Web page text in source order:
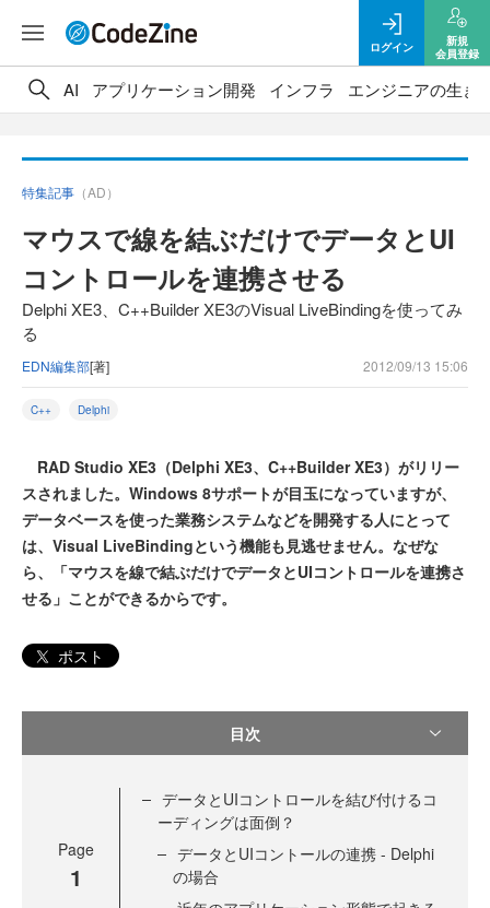
ログイン
新規
会員登録
AI アプリケーション開発 インフラ エンジニアの生き
特集記事 （AD）
マウスで線を結ぶだけでデータとUI
コントロールを連携させる
Delphi XE3、C++Builder XE3のVisual LiveBindingを使ってみ
る
EDN編集部[著] 2012/09/13 15:06
C++ Delphi
RAD Studio XE3（Delphi XE3、C++Builder XE3）がリリー
スされました。Windows 8サポートが目玉になっていますが、
データベースを使った業務システムなどを開発する人にとって
は、Visual LiveBindingという機能も見逃せません。なぜな
ら、「マウスを線で結ぶだけでデータとUIコントロールを連携さ
せる」ことができるからです。
ポスト
目次
Page
1
データとUIコントロールを結び付けるコ
ーディングは面倒？
データとUIコントールの連携 - Delphi
の場合